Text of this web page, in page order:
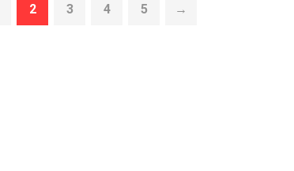
2 3 4 5 →